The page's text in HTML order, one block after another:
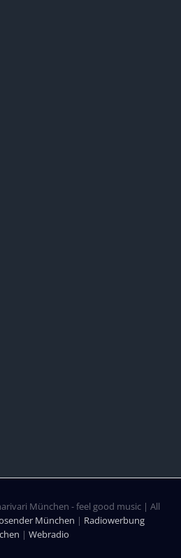
München - feel good music | All
München | Radiowerbung
| Webradio